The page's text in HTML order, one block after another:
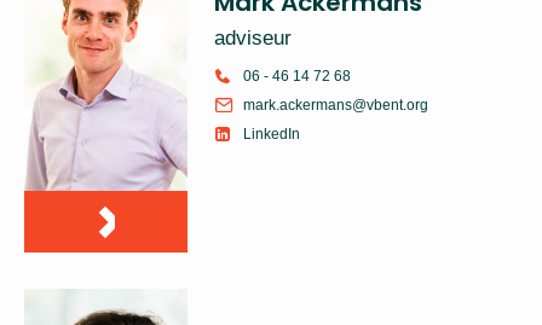
adviseur
06 - 46 14 72 68
mark.ackermans@vbent.org
LinkedIn